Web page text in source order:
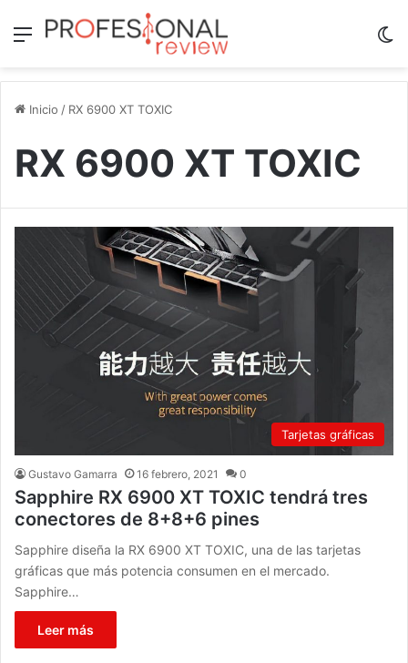
Menú
Inicio / RX 6900 XT TOXIC
RX 6900 XT TOXIC
Tarjetas gráficas
Gustavo Gamarra 16 febrero, 2021 0
Sapphire RX 6900 XT TOXIC tendrá tres
conectores de 8+8+6 pines
Sapphire diseña la RX 6900 XT TOXIC, una de las tarjetas
gráficas que más potencia consumen en el mercado.
Sapphire…
Leer más